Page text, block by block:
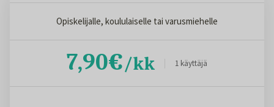
Opiskelijalle, koululaiselle tai varusmiehelle
7,90€/kk 1 käyttäjä